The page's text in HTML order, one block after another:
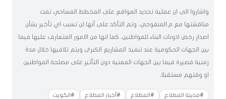
واشاروا الى ان عملية تحديد المواقع على المخطط المساحي تمت
مناقشتها مع م.المنفوحي، وتم التأكد على أنها لن تسبب اي تأخير بشأن
اصدار رخص اذونات البناء للمواطنين، كما انها من الامور المتعارف عليها فيما
بين الجهات الحكومية عند تنفيذ المشاريع الكبرى ويتم تلافيها خلال مدة
زمنية قصيرة فيما بين الجهات المعنية دون التأثير على مصلحة المواطنين
او وقتهم مستقبلا.
#مدينة المطلاع #المطلاع #أخبار المطلاع #الكويت